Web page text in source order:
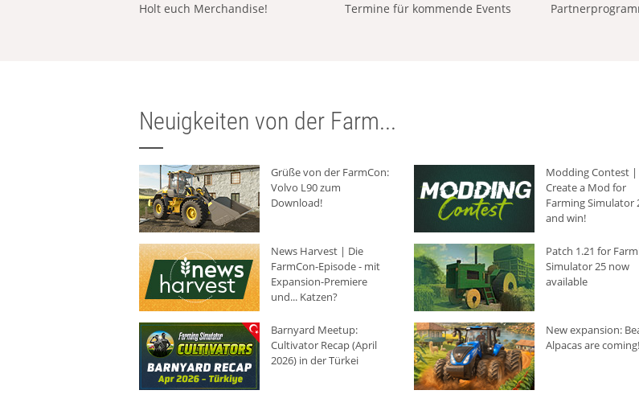
Holt euch Merchandise!
Termine für kommende Events
Neuigkeiten von der Farm...
Grüße von der FarmCon:
Volvo L90 zum
Download!
Modding Contest |
Create a Mod for
Farming Simulator
and win!
News Harvest | Die
FarmCon-Episode - mit
Expansion-Premiere
und... Katzen?
Patch 1.21 for
Simulator 25 now
available
Barnyard Meetup:
Cultivator Recap (April
2026) in der Türkei
New expansion:
Alpacas are coming!